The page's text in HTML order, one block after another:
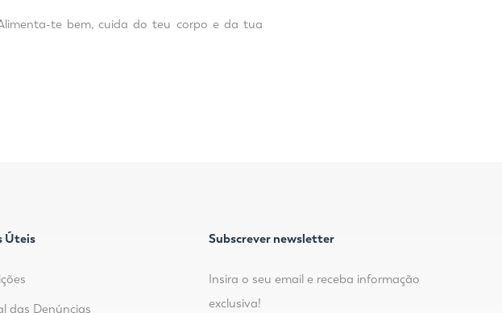
te bem, cuida do teu corpo e da tua
Úteis
das Denúncias
Subscrever newsletter
Insira o seu email e receba informação
exclusiva!